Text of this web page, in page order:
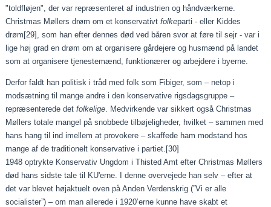
"toldfløjen", der var repræsenteret af industrien og håndværkerne.
Christmas Møllers drøm om et konservativtfolkeparti - eller Kiddes
drøm[29] , som han efter dennes død ved båren svor at føre til sejr - var i
lige høj grad en drøm om at organisere gårdejere og husmænd på landet
som at organisere tjenestemænd, funktionærer og arbejdere i byerne.
Derfor faldt han politisk i tråd med folk som Fibiger, som – netop i
modsætning til mange andre i den konservative rigsdagsgruppe –
repræsenterede detfolkelige . Medvirkende var sikkert også Christmas
Møllers totale mangel på snobbede tilbøjeligheder, hvilket – sammen med
hans hang til ind imellem at provokere – skaffede ham modstand hos
mange af de traditionelt konservative i partiet. [30]
1948 optrykte Konservativ Ungdom i Thisted Amt efter Christmas Møllers
død hans sidste tale til KU'erne. I denne overvejede han selv – efter at
det var blevet højaktuelt oven på Anden Verdenskrig (”Vi er alle
socialister”) – om man allerede i 1920’erne kunne have skabt et